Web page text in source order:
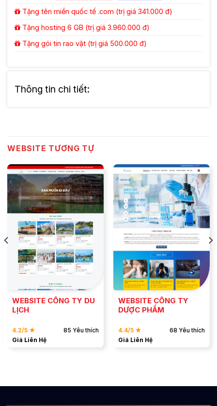
Tặng tên miền quốc tế .com (trị giá 341.000 đ)
Tặng hosting 6 GB (trị giá 3.960.000 đ)
Tặng gói tin rao vặt (trị giá 500.000 đ)
Thông tin chi tiết:
WEBSITE TƯƠNG TỰ
ĐẶT MẪU
XEM DEMO
WEBSITE CÔNG TY DU
LỊCH
4.2/5 ★
85 Yêu thích
Giá Liên Hệ
ĐẶT MẪU
XEM DEMO
WEBSITE CÔNG TY
DƯỢC PHẨM
4.4/5 ★
68 Yêu thích
Giá Liên Hệ